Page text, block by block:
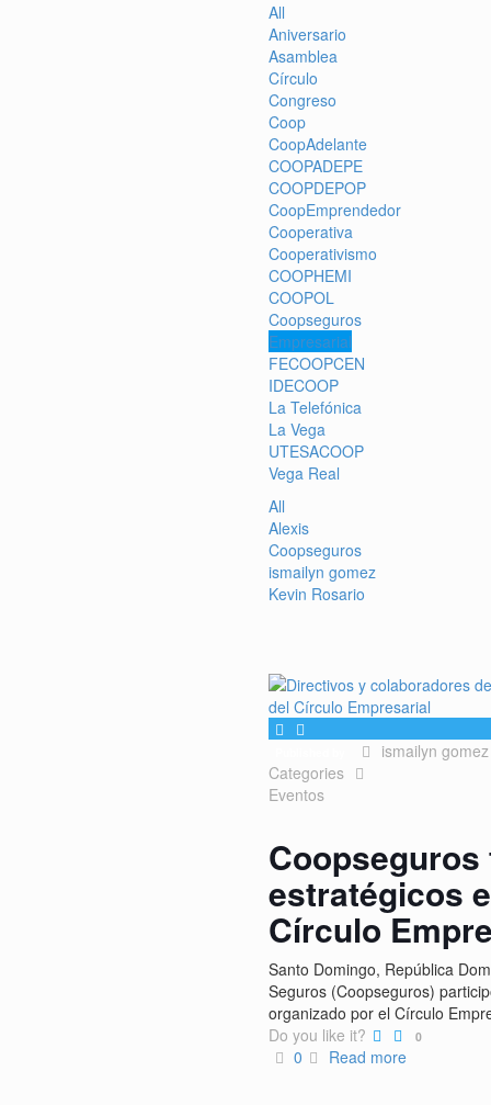
All
Aniversario
Asamblea
Círculo
Congreso
Coop
CoopAdelante
COOPADEPE
COOPDEPOP
CoopEmprendedor
Cooperativa
Cooperativismo
COOPHEMI
COOPOL
Coopseguros
Empresarial
FECOOPCEN
IDECOOP
La Telefónica
La Vega
UTESACOOP
Vega Real
All
Alexis
Coopseguros
ismailyn gomez
Kevin Rosario
ismailyn gomez
Categories
Eventos
estratégicos
Círculo
Santo Domingo, República
Seguros (Coopseguros)
organizado por el Círculo
Do you like it?
0
0 Read more